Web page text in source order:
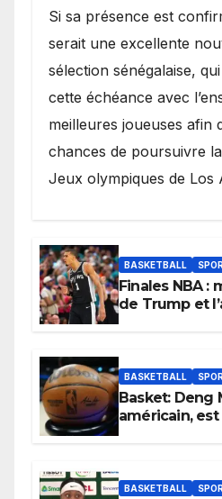
Si sa présence est
serait une excellente
sélection sénégalaise,
cette échéance avec
meilleures joueuses afin
chances de poursuivre
Jeux olympiques de Los
BASKETBALL
Finales NBA :
de Trump et
BASKETBALL
Basket: Deng
américain,
BASKETBALL